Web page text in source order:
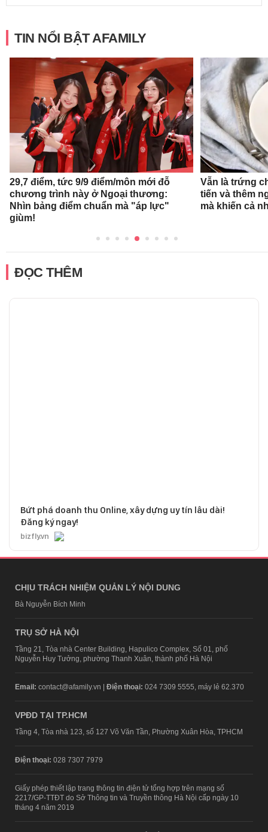
TIN NỔI BẬT AFAMILY
29,7 điểm, tức 9/9 điểm/môn mới đỗ
chương trình này ở Ngoại thương:
Nhìn bảng điểm chuẩn mà "áp lực"
giùm!
Vẫn là trứng
tiến và thêm
mà khiến cả
ĐỌC THÊM
Bứt phá doanh thu Online, xây dựng uy tín lâu dài!
Đăng ký ngay!
bizfly.vn
CHỊU TRÁCH NHIỆM QUẢN LÝ NỘI DUNG
Bà Nguyễn Bích Minh
TRỤ SỞ HÀ NỘI
Tầng 21, Tòa nhà Center Building, Hapulico Complex, Số 01, phố
Nguyễn Huy Tưởng, phường Thanh Xuân, thành phố Hà Nội
Email: contact@afamily.vn | Điện thoại: 024 7309 5555, máy lẻ 62.370
VPĐD TẠI TP.HCM
Tầng 4, Tòa nhà 123, số 127 Võ Văn Tần, Phường Xuân Hòa, TPHCM
Điện thoại: 028 7307 7979
Giấy phép thiết lập trang thông tin điện tử tổng hợp trên mạng số
2217/GP-TTĐT do Sở Thông tin và Truyền thông Hà Nội cấp ngày 10
tháng 4 năm 2019